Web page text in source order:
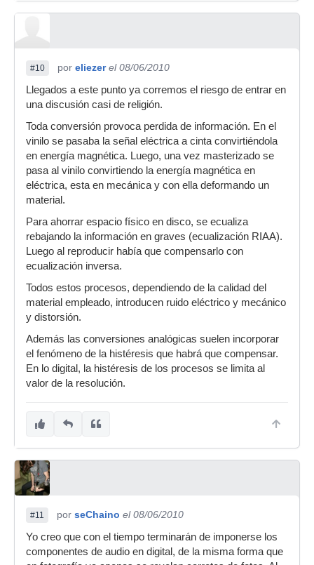
#10 por eliezer el 08/06/2010
Llegados a este punto ya corremos el riesgo de entrar en
una discusión casi de religión.
Toda conversión provoca perdida de información. En el
vinilo se pasaba la señal eléctrica a cinta convirtiéndola
en energía magnética. Luego, una vez masterizado se
pasa al vinilo convirtiendo la energía magnética en
eléctrica, esta en mecánica y con ella deformando un
material.
Para ahorrar espacio físico en disco, se ecualiza
rebajando la información en graves (ecualización RIAA).
Luego al reproducir había que compensarlo con
ecualización inversa.
Todos estos procesos, dependiendo de la calidad del
material empleado, introducen ruido eléctrico y mecánico
y distorsión.
Además las conversiones analógicas suelen incorporar
el fenómeno de la histéresis que habrá que compensar.
En lo digital, la histéresis de los procesos se limita al
valor de la resolución.
#11 por seChaino el 08/06/2010
Yo creo que con el tiempo terminarán de imponerse los
componentes de audio en digital, de la misma forma que